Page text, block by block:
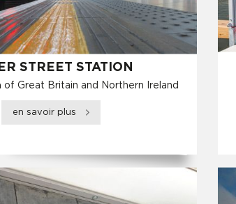
STREET STATION
of Great Britain and Northern Ireland
en savoir plus